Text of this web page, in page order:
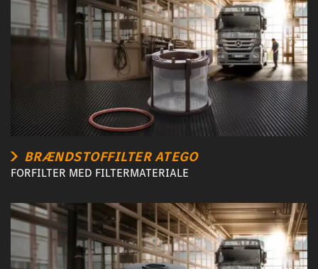
BRÆNDSTOFFILTER ATEGO
FORFILTER MED FILTERMATERIALE